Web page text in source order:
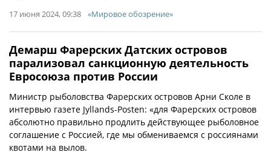
17 июня 2024, 09:38 «Мировое обозрение»
Демарш Фарерских Датских островов
парализовал санкционную деятельность
Евросоюза против России
Министр рыболовства Фарерских островов Арни Сколе в
интервью газете Jyllands-Posten: «для Фарерских островов
абсолютно правильно продлить действующее рыболовное
соглашение с Россией, где мы обмениваемся с россиянами
квотами на вылов.